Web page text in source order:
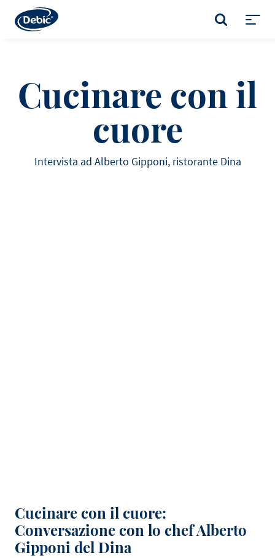
main
CERCA
Cucinare con il
cuore
Intervista ad Alberto Gipponi, ristorante Dina
Cucinare con il cuore:
Conversazione con lo chef Alberto
Gipponi del Dina